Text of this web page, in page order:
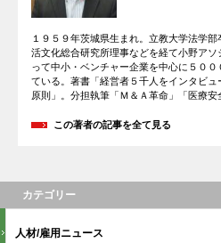
１９５９年茨城県生まれ。立教大学法学
活文化総合研究所理事などを経て小野ア
って中小・ベンチャー企業を中心に５０
ている。著書「経営者５千人をインタビ
原則」。分担執筆「Ｍ＆Ａ革命」「医療安
この著者の記事を全て見る
カテゴリー
人材/雇用ニュース